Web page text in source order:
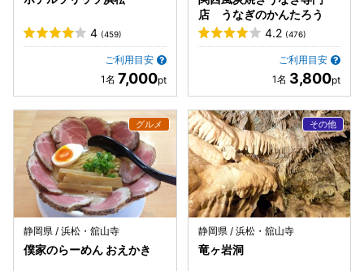
4 (459)
ご利用目安
7,000
店 うなぎのかんたろう
4.2 (476)
ご利用目安
3,800
静岡県 / 浜松・舘山寺
僕家のらーめん おえかき
静岡県 / 浜松・舘山寺
竜ヶ岩洞